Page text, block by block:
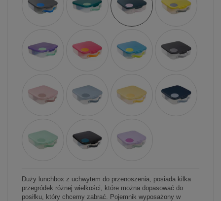
Duży lunchbox z uchwytem do przenoszenia, posiada kilka
przegródek różnej wielkości, które można dopasować do
posiłku, który chcemy zabrać. Pojemnik wyposażony w